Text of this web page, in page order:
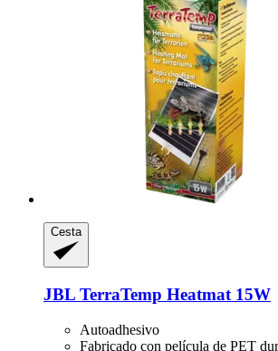
Cesta
JBL TerraTemp Heatmat 15W
Autoadhesivo
Fabricado con película de PET